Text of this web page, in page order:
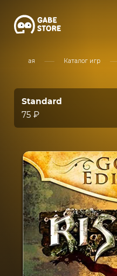
Главная Каталог игр
Standard
75 ₽